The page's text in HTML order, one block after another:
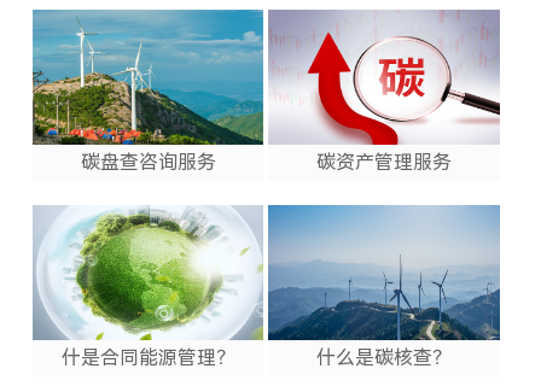
碳盘查咨询服务 碳资产管理服务
什是合同能源管理？ 什么是碳核查？